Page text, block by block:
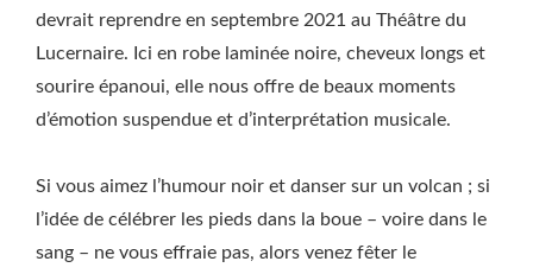
devrait reprendre en septembre 2021 au Théâtre du
Lucernaire. Ici en robe laminée noire, cheveux longs et
sourire épanoui, elle nous offre de beaux moments
d’émotion suspendue et d’interprétation musicale.
Si vous aimez l’humour noir et danser sur un volcan ; si
l’idée de célébrer les pieds dans la boue – voire dans le
sang – ne vous effraie pas, alors venez fêter le